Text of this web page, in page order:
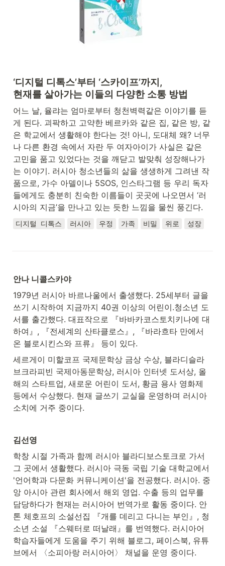
‘디지털 디톡스’부터 ‘스카이프’까지,
현재를 살아가는 이들의 다양한 소통 방법
어느 날, 율랴는 엄마로부터 청천벽력같은 이야기를 듣
게 된다. 괴팍하고 고약한 베르카와 같은 집, 같은 방, 같
은 학교에서 생활해야 한다는 것! 아니, 도대체 왜? 너무
나 다른 환경 속에서 자란 두 여자아이가 사실은 같은
고민을 품고 있었다는 것을 깨닫고 발맞춰 성장해나가
는 이야기. 러시아 청소년들의 삶을 생생하게 그려낸 작
품으로, 가수 아델이나 5SOS, 인스타그램 등 우리 독자
들에게도 충분히 친숙한 이름들이 곳곳에 나오면서 ‘러
시아의 지금’을 만나고 있는 듯한 느낌을 물씬 풍긴다.
디지털 디톡스 러시아 우정 가족 비밀 위로 성장
안나 니콜스카야
1979년 러시아 바르나울에서 출생했다. 25세부터 글을
쓰기 시작하여 지금까지 40권 이상의 어린이.청소년 도
서를 출간했다. 대표작으로 『바바카코스토치키나에 대
하여』, 『전세계의 산타클로스』, 『바라흐타 만에서
온 블로시킨스와 프류』 등이 있다.
세르게이 미할코프 국제문학상 금상 수상, 블라디슬라
브크라피빈 국제아동문학상, 러시아 인터넷 도서상, 올
해의 스타트업, 새로운 어린이 도서, 황금 용사 영화제
등에서 수상했다. 현재 글쓰기 교실을 운영하며 러시아
소치에 거주 중이다.
김선영
학창 시절 가족과 함께 러시아 블라디보스토크로 가서
그 곳에서 생활했다. 러시아 극동 국립 기술 대학교에서
'언어학과 다문화 커뮤니케이션'을 전공했다. 러시아. 중
앙 아시아 관련 회사에서 해외 영업. 수출 등의 업무를
담당하다가 현재는 러시아어 번역가로 활동 중이다. 안
톤 체호프의 소설선집 『개를 데리고 다니는 부인』, 청
소년 소설 『스웨터로 떠날래』를 번역했다. 러시아어
학습자들에게 도움을 주기 위해 블로그, 페이스북, 유튜
브에서 〈소피아랑 러시아어〉 채널을 운영 중이다.